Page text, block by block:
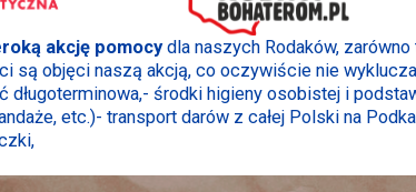
akcję pomocydla naszych Rodaków,
są objęci naszą akcją, co oczywiście nie
długoterminowa,- środki higieny osobistej i
etc.)- transport darów z całej Polski na